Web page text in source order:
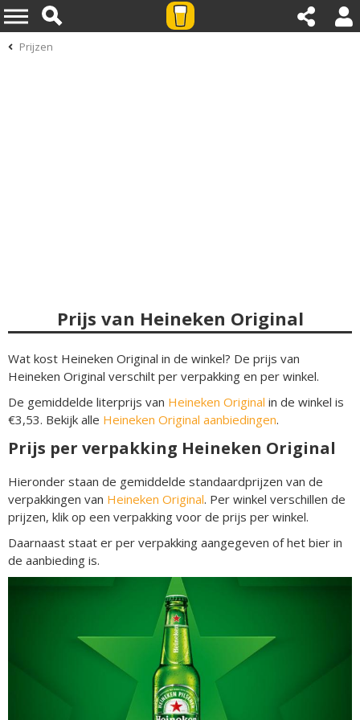
Prijzen
Prijs van Heineken Original
Wat kost Heineken Original in de winkel? De prijs van
Heineken Original verschilt per verpakking en per winkel.
De gemiddelde literprijs van Heineken Original in de winkel is
€3,53. Bekijk alle Heineken Original aanbiedingen.
Prijs per verpakking Heineken Original
Hieronder staan de gemiddelde standaardprijzen van de
verpakkingen van Heineken Original. Per winkel verschillen de
prijzen, klik op een verpakking voor de prijs per winkel.
Daarnaast staat er per verpakking aangegeven of het bier in
de aanbieding is.